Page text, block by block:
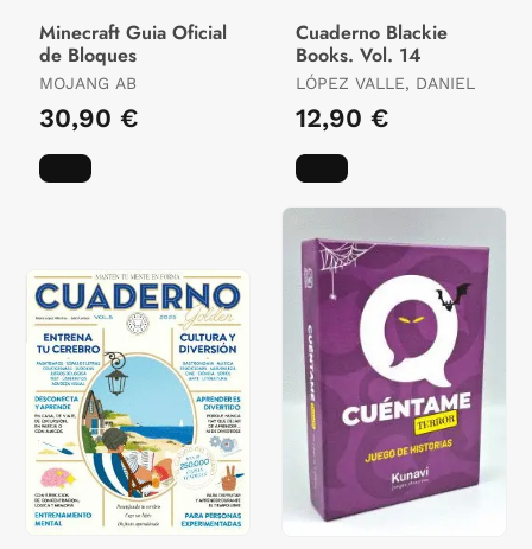
Minecraft Guia Oficial
de Bloques
MOJANG AB
30,90 €
Cuaderno Blackie
Books. Vol. 14
LÓPEZ VALLE, DANIEL
12,90 €